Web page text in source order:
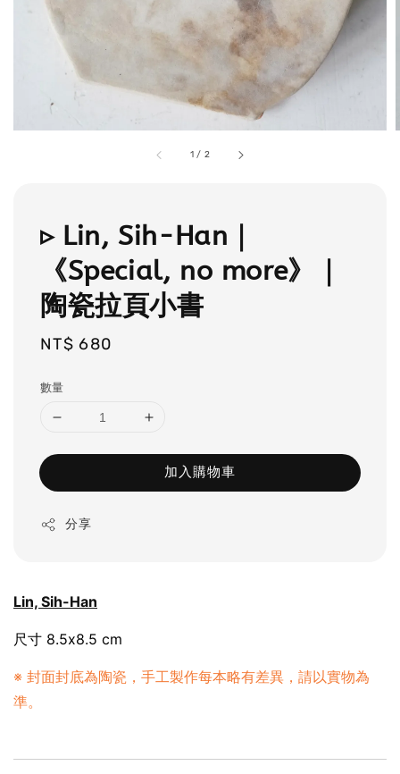
1 / 2
▹ Lin, Sih-Han｜
《Special, no more》｜
陶瓷拉頁小書
Regular
NT$ 680
數量
加入購物車
分享
Lin, Sih-Han
尺寸 8.5x8.5 cm
※ 封面封底為陶瓷，手工製作每本略有差異，請以實物為
準。